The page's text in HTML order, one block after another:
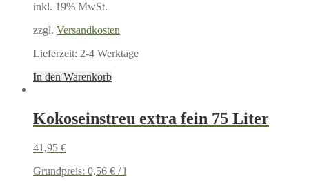
inkl. 19% MwSt.
zzgl. Versandkosten
Lieferzeit: 2-4 Werktage
In den Warenkorb
Kokoseinstreu extra fein 75 Liter
41,95 €
Grundpreis: 0,56 € /l